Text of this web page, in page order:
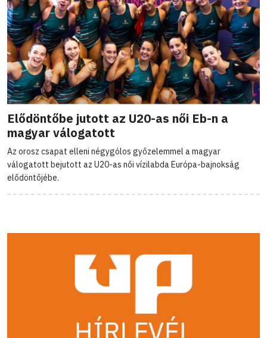
Elődöntőbe jutott az U20-as női Eb-n a
magyar válogatott
Az orosz csapat elleni négygólos győzelemmel a magyar
válogatott bejutott az U20-as női vízilabda Európa-bajnokság
elődöntőjébe.